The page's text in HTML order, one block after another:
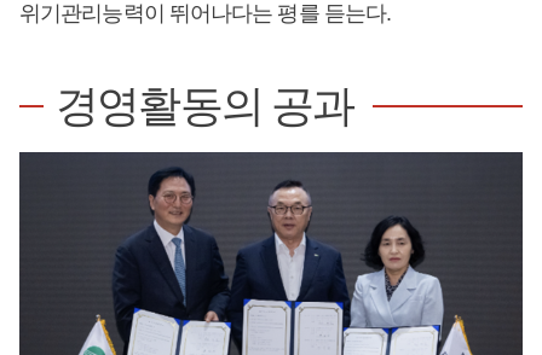
위기관리능력이 뛰어나다는 평를 듣는다.
경영활동의 공과